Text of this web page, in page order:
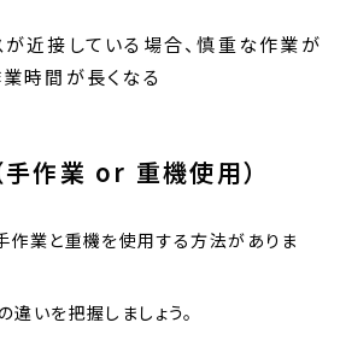
が近接している場合、慎重な作業が
時間が長くなる
作業 or 重機使用）
作業と重機を使用する方法がありま
いを把握しましょう。